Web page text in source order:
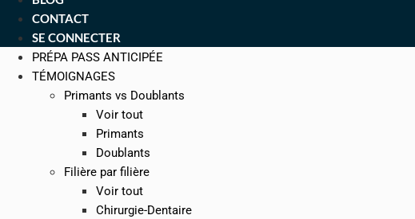
CONTACT
SE CONNECTER
PRÉPA PASS ANTICIPÉE
TÉMOIGNAGES
Primants vs Doublants
Voir tout
Primants
Doublants
Filière par filière
Voir tout
Chirurgie-Dentaire